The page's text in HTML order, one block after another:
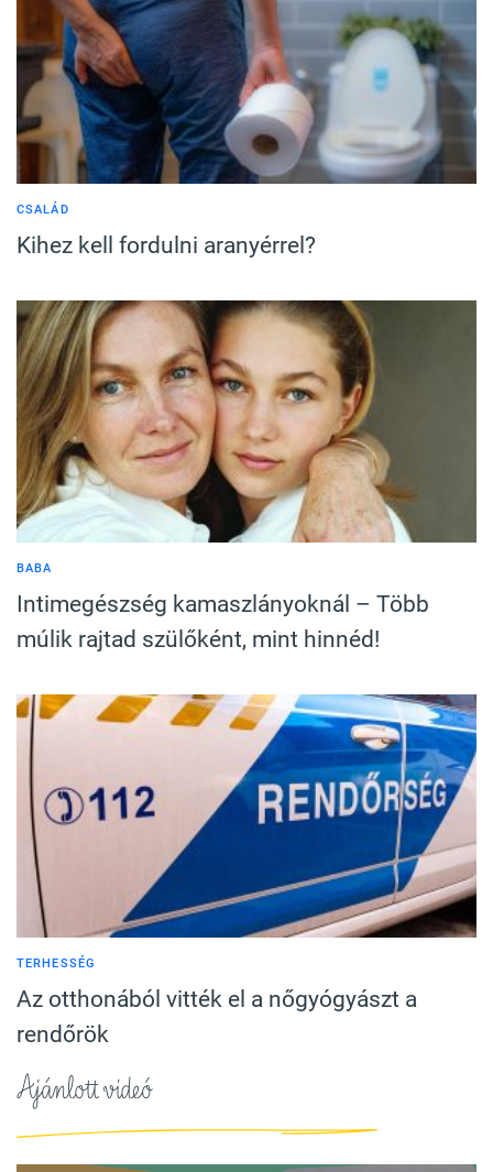
CSALÁD
Kihez kell fordulni aranyérrel?
BABA
Intimegészség kamaszlányoknál – Több
múlik rajtad szülőként, mint hinnéd!
TERHESSÉG
Az otthonából vitték el a nőgyógyászt a
rendőrök
Ajánlott videó